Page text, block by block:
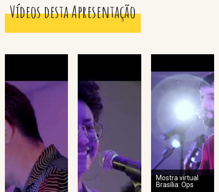
Vídeos desta Apresentação
Mostra virtual
Brasília: Ops